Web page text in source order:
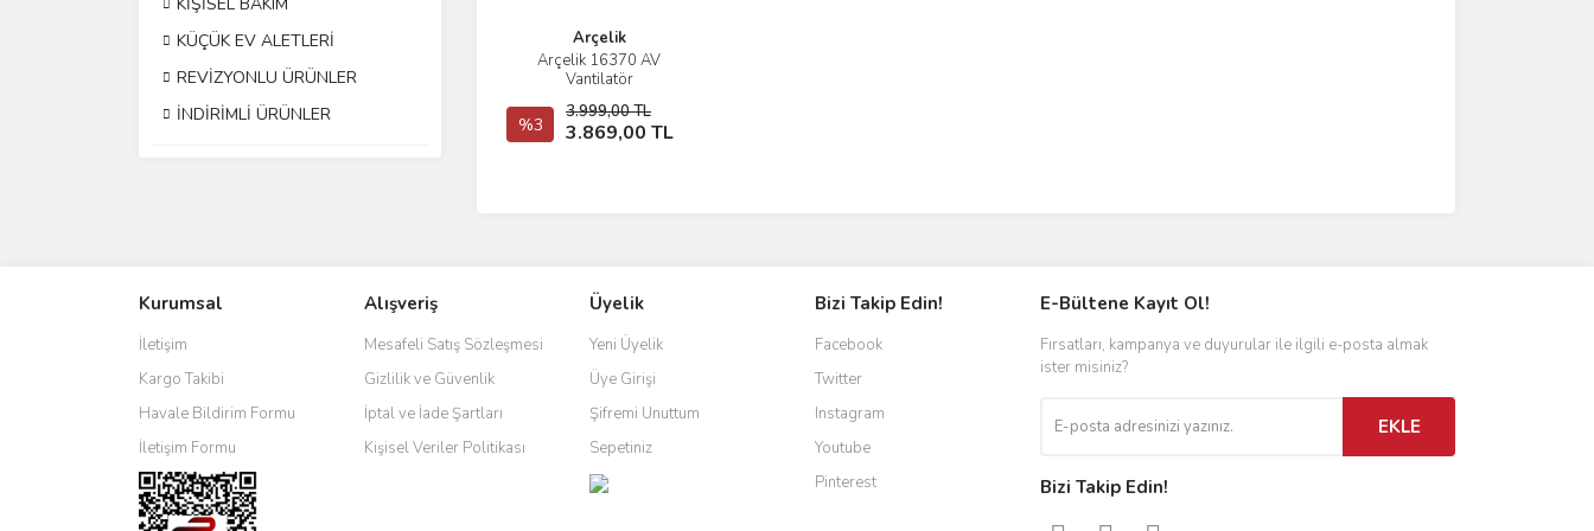
KÜÇÜK EV ALETLERİ
REVİZYONLU ÜRÜNLER
İNDİRİMLİ ÜRÜNLER
Arçelik
Arçelik 16370 AV
Vantilatör
%3
3.999,00 TL
3.869,00 TL
İncele
Sepete Ekle
Kurumsal
İletişim
Kargo Takibi
Havale Bildirim Formu
İletişim Formu
Alışveriş
Mesafeli Satış Sözleşmesi
Gizlilik ve Güvenlik
İptal ve İade Şartları
Kişisel Veriler Politikası
Üyelik
Yeni Üyelik
Üye Girişi
Şifremi Unuttum
Sepetiniz
Bizi Takip Edin!
Facebook
Twitter
Instagram
Youtube
Pinterest
E-Bültene Kayıt Ol!
Fırsatları, kampanya ve duyurular ile ilgili e-posta almak
ister misiniz?
EKLE
Bizi Takip Edin!